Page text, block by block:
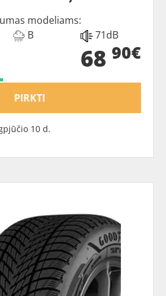
modeliams:
B 71dB
68 90€
PIRKTI
10 d.